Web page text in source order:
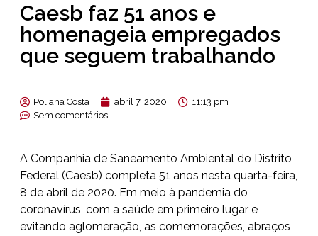
Caesb faz 51 anos e
homenageia empregados
que seguem trabalhando
Poliana Costa abril 7, 2020
11:13 pm
Sem comentários
A Companhia de Saneamento Ambiental do Distrito
Federal (Caesb) completa 51 anos nesta quarta-feira,
8 de abril de 2020. Em meio à pandemia do
coronavírus, com a saúde em primeiro lugar e
evitando aglomeração, as comemorações, abraços